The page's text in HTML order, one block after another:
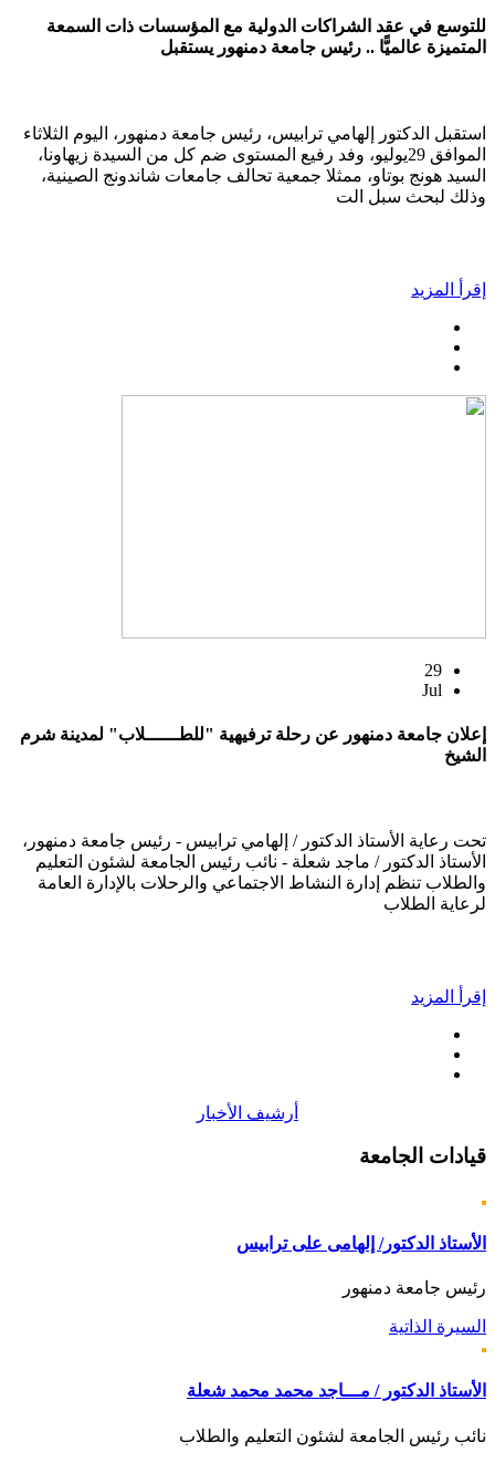
للتوسع في عقد الشراكات الدولية مع المؤسسات ذات السمعة
المتميزة عالميًّا .. رئيس جامعة دمنهور يستقبل
استقبل الدكتور إلهامي ترابيس، رئيس جامعة دمنهور، اليوم الثلاثاء
الموافق 29يوليو، وفد رفيع المستوى ضم كل من السيدة زيهاونا،
السيد هونج بوتاو، ممثلا جمعية تحالف جامعات شاندونج الصينية،
وذلك لبحث سبل الت
إقرأ المزيد
29
Jul
إعلان جامعة دمنهور عن رحلة ترفيهية "للطــــــلاب" لمدينة شرم
الشيخ
تحت رعاية الأستاذ الدكتور / إلهامي ترابيس - رئيس جامعة دمنهور،
الأستاذ الدكتور / ماجد شعلة - نائب رئيس الجامعة لشئون التعليم
والطلاب تنظم إدارة النشاط الاجتماعي والرحلات بالإدارة العامة
لرعاية الطلاب
إقرأ المزيد
أرشيف الأخبار
قيادات الجامعة
الأستاذ الدكتور/ إلهامى على ترابيس
رئيس جامعة دمنهور
السيرة الذاتية
الأستاذ الدكتور / مـــاجد محمد محمد شعلة
نائب رئيس الجامعة لشئون التعليم والطلاب